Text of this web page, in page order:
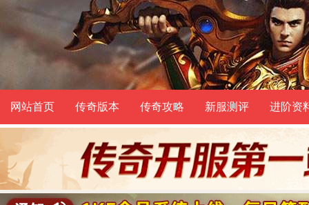
网站首页 传奇版本 传奇攻略 新服测评 进阶资